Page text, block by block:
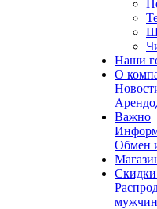
Наши
О
Важно
Обмен